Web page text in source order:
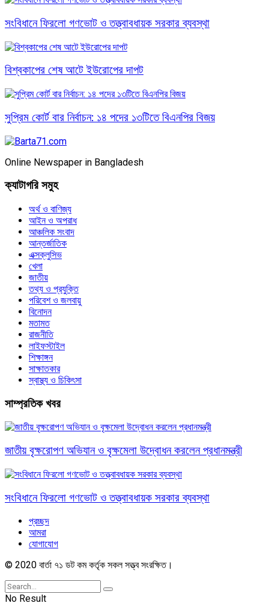
সংবিধানে ফিরলো গণভোট ও তত্ত্বাবধায়ক সরকার ব্যবস্থা
বিশ্বকাপের শেষ আটে ইউরোপের দাপট
সুপ্রিম কোর্ট বার নির্বাচন: ১৪ পদের ১৩টিতে বিএনপির বিজয়
Online Newspaper in Bangladesh
ক্যাটাগরি সমুহ
অর্থ ও বাণিজ্য
আইন ও অপরাধ
আঞ্চলিক সংবাদ
আন্তর্জাতিক
এক্সক্লুসিভ
খেলা
জাতীয়
তথ্য ও প্রযুক্তি
পরিবেশ ও জলবায়ু
বিনোদন
মতামত
রাজনীতি
লাইফস্টাইল
শিক্ষাঙ্গন
সাক্ষাতকার
স্বাস্থ্য ও চিকিৎসা
সাম্প্রতিক খবর
জাতীয় বৃক্ষরোপণ অভিযান ও বৃক্ষমেলা উদ্বোধন করলেন প্রধানমন্ত্রী
সংবিধানে ফিরলো গণভোট ও তত্ত্বাবধায়ক সরকার ব্যবস্থা
প্রচ্ছদ
আমরা
যোগাযোগ
© 2020 বার্তা ৭১ ডট কম কর্তৃক সকল সত্ত্ব সংরক্ষিত।
No Result